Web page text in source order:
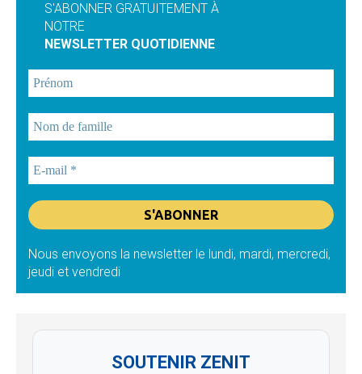
S'ABONNER GRATUITEMENT À
NOTRE
NEWSLETTER QUOTIDIENNE
Nous envoyons la newsletter le lundi, mardi, mercredi,
jeudi et vendredi
SOUTENIR ZENIT